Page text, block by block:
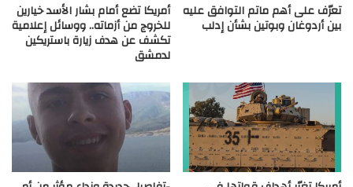
تعرّف على أهم ماتم التوافق عليه
بين أردوغان وبوتين بشأن إدلب
أمريكا تضع أمام بشار الأسد خيارين
للخروج من أزماته.. ووسائل إعلامية
تكشف عن هدف زيارة باستريكين
لدمشق